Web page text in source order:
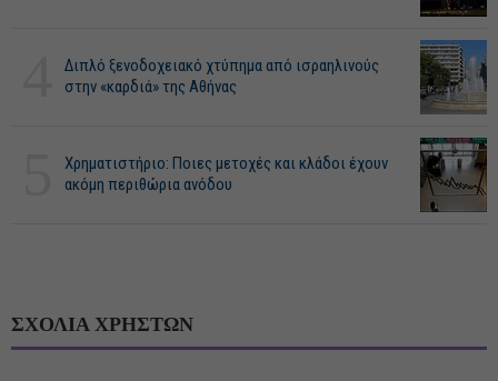
Διπλό ξενοδοχειακό χτύπημα από ισραηλινούς
στην «καρδιά» της Αθήνας
Χρηματιστήριο: Ποιες μετοχές και κλάδοι έχουν
ακόμη περιθώρια ανόδου
ΣΧΟΛΙΑ ΧΡΗΣΤΩΝ